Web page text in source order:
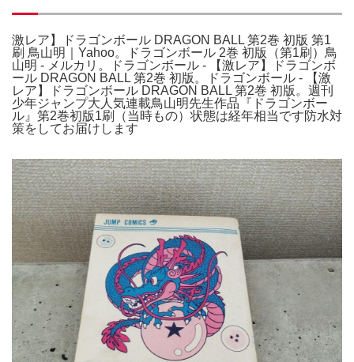
激レア】ドラゴンボール DRAGON BALL 第2巻 初版 第1
刷 鳥山明｜Yahoo。ドラゴンボール 2巻 初版（第1刷）鳥
山明 - メルカリ。ドラゴンボール - 【激レア】ドラゴンボ
ール DRAGON BALL 第2巻 初版。ドラゴンボール - 【激
レア】ドラゴンボール DRAGON BALL 第2巻 初版。週刊
少年ジャンプ大人気連載鳥山明先生作品『ドラゴンボー
ル』第2巻初版1刷（当時もの）状態は経年相当です防水対
策をしてお届けします